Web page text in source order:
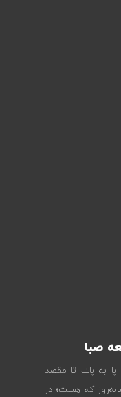
صبا
پا به پات تا مقصد
که هست؛ در